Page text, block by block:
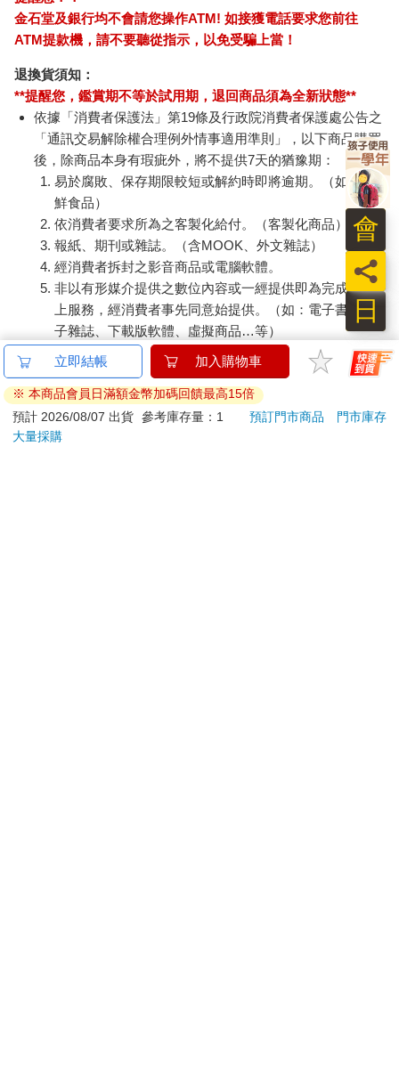
金石堂及銀行均不會請您操作ATM! 如接獲電話要求您前往
ATM提款機，請不要聽從指示，以免受騙上當！
退換貨須知：
**提醒您，鑑賞期不等於試用期，退回商品須為全新狀態**
依據「消費者保護法」第19條及行政院消費者保護處公告之
「通訊交易解除權合理例外情事適用準則」，以下商品購買
後，除商品本身有瑕疵外，將不提供7天的猶豫期：
易於腐敗、保存期限較短或解約時即將逾期。（如：生
鮮食品）
依消費者要求所為之客製化給付。（客製化商品）
報紙、期刊或雜誌。（含MOOK、外文雜誌）
經消費者拆封之影音商品或電腦軟體。
非以有形媒介提供之數位內容或一經提供即為完成之線
上服務，經消費者事先同意始提供。（如：電子書、電
子雜誌、下載版軟體、虛擬商品…等）
已拆封之個人衛生用品。（如：內衣褲、刮鬍刀、除毛
若非上列種類商品，均享有到貨7天的猶豫期（含例假
日）。
辦理退換貨時，商品（組合商品恕無法接受單獨退貨）必須
立即結帳 加入購物車
※ 本商品會員日滿額金幣加碼回饋最高15倍
預計 2026/08/07 出貨 參考庫存量：1 預訂門市商品
門市庫存
大量採購
日
員
會